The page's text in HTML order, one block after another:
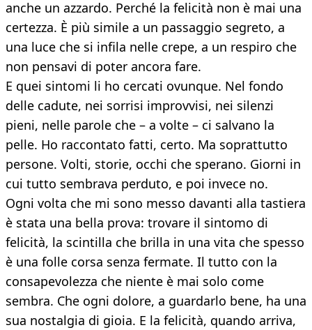
anche un azzardo. Perché la felicità non è mai una
certezza. È più simile a un passaggio segreto, a
una luce che si infila nelle crepe, a un respiro che
non pensavi di poter ancora fare.
E quei sintomi li ho cercati ovunque. Nel fondo
delle cadute, nei sorrisi improvvisi, nei silenzi
pieni, nelle parole che – a volte – ci salvano la
pelle. Ho raccontato fatti, certo. Ma soprattutto
persone. Volti, storie, occhi che sperano. Giorni in
cui tutto sembrava perduto, e poi invece no.
Ogni volta che mi sono messo davanti alla tastiera
è stata una bella prova: trovare il sintomo di
felicità, la scintilla che brilla in una vita che spesso
è una folle corsa senza fermate. Il tutto con la
consapevolezza che niente è mai solo come
sembra. Che ogni dolore, a guardarlo bene, ha una
sua nostalgia di gioia. E la felicità, quando arriva,